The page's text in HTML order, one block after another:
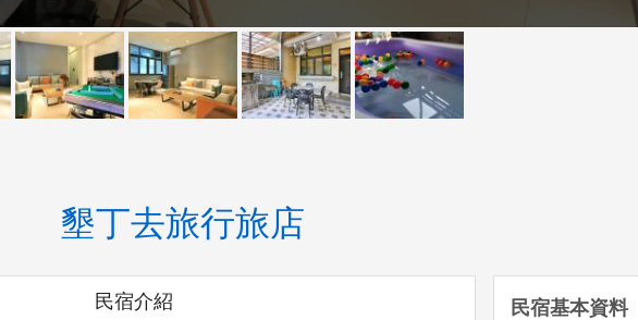
墾丁去旅行旅店
民宿介紹 民宿基本資料